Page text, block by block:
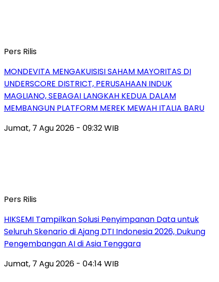
Pers Rilis
MONDEVITA MENGAKUISISI SAHAM MAYORITAS DI
UNDERSCORE DISTRICT, PERUSAHAAN INDUK
MAGLIANO, SEBAGAI LANGKAH KEDUA DALAM
MEMBANGUN PLATFORM MEREK MEWAH ITALIA BARU
Jumat, 7 Agu 2026 - 09:32 WIB
Pers Rilis
HIKSEMI Tampilkan Solusi Penyimpanan Data untuk
Seluruh Skenario di Ajang DTI Indonesia 2026, Dukung
Pengembangan AI di Asia Tenggara
Jumat, 7 Agu 2026 - 04:14 WIB